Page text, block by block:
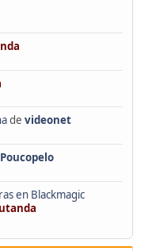
de videonet
Poucopelo
en Blackmagic